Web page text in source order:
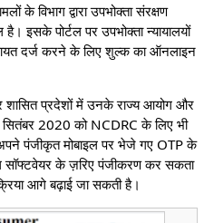
के विभाग द्वारा उपभोक्ता संरक्षण
इसके पोर्टल पर उपभोक्ता न्यायालयों
दर्ज करने के लिए शुल्क का ऑनलाइन
शासित प्रदेशों में उनके राज्य आयोग और
2020 को NCDRC के लिए भी
पंजीकृत मोबाइल पर भेजे गए OTP के
सॉफ्टवेयर के ज़रिए पंजीकरण कर सकता
आगे बढ़ाई जा सकती है।